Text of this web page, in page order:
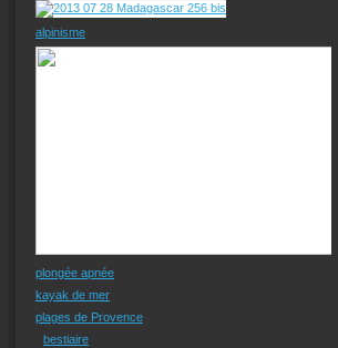
alpinisme
plongée apnée
kayak de mer
plages de Provence
bestiaire